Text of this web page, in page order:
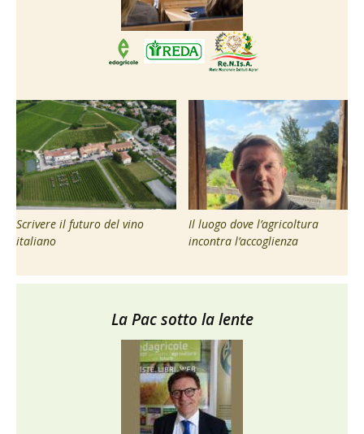
Scrivere il futuro del vino
italiano
Il luogo dove l’agricoltura
incontra l’accoglienza
La Pac sotto la lente